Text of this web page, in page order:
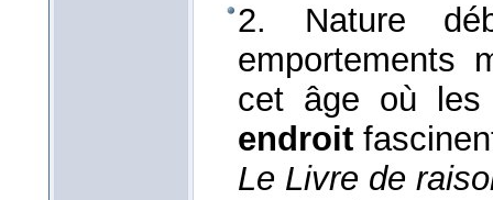
2. Nature
emportements
cet âge où
endroit
Le Livre de